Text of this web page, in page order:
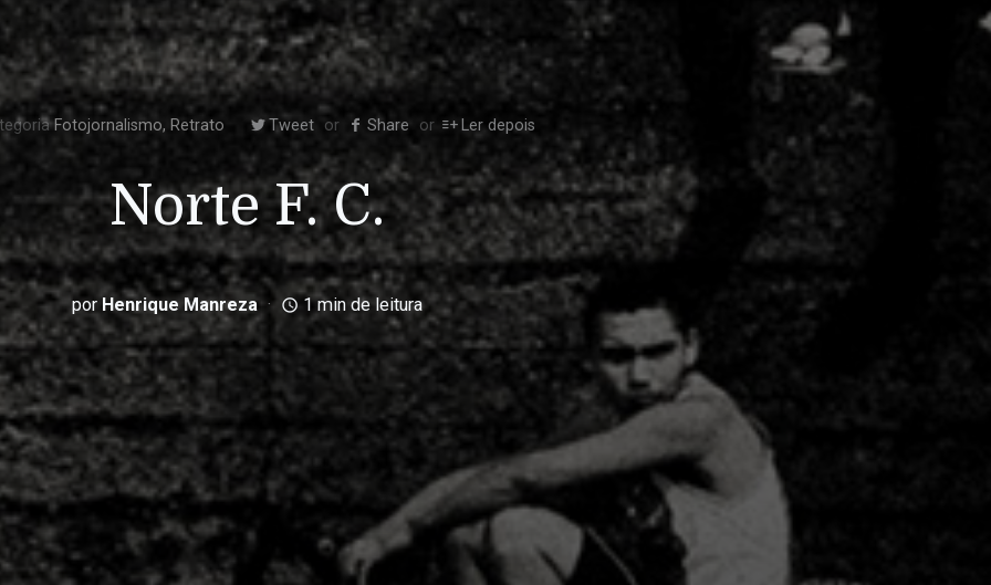
Fotojornalismo, Retrato Tweet Share Ler depois
Norte F. C.
porHenrique Manreza access_time 1 min de leitura